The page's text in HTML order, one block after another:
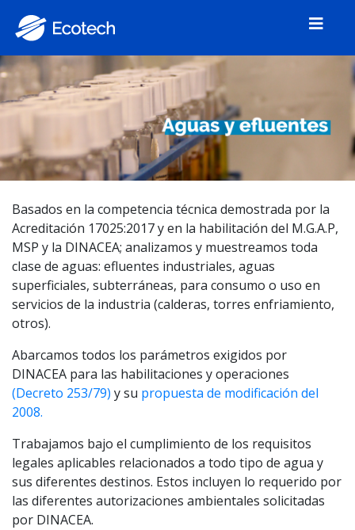
Basados en la competencia técnica demostrada por la
Acreditación 17025:2017 y en la habilitación del M.G.A.P,
MSP y la DINACEA; analizamos y muestreamos toda
clase de aguas: efluentes industriales, aguas
superficiales, subterráneas, para consumo o uso en
servicios de la industria (calderas, torres enfriamiento,
otros).
Abarcamos todos los parámetros exigidos por
DINACEA para las habilitaciones y operaciones
(Decreto 253/79) y su propuesta de modificación del
2008.
Trabajamos bajo el cumplimiento de los requisitos
legales aplicables relacionados a todo tipo de agua y
sus diferentes destinos. Estos incluyen lo requerido por
las diferentes autorizaciones ambientales solicitadas
por DINACEA.